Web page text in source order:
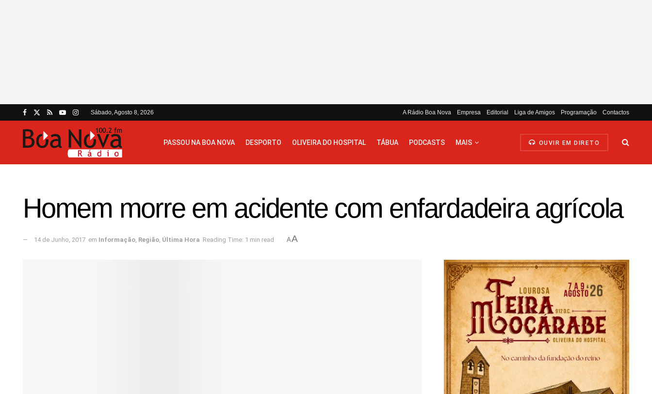
Sábado, Agosto 8, 2026 A Rádio Boa Nova Empresa Editorial Liga de Amigos Programação Contactos
PASSOU NA BOA NOVA DESPORTO OLIVEIRA DO HOSPITAL TÁBUA PODCASTS MAIS OUVIR EM DIRETO
Homem morre em acidente com enfardadeira agrícola
14 de Junho, 2017 em Informação, Região, Última Hora Reading Time: 1 min read AA